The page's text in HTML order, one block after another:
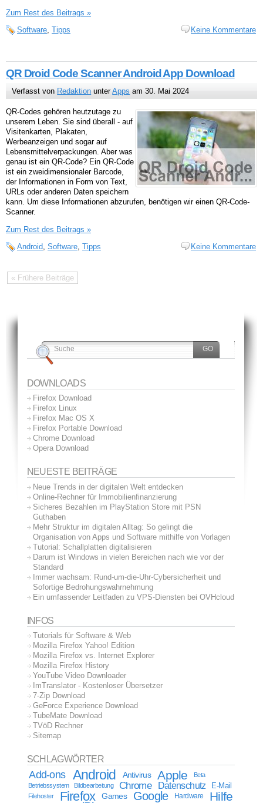
Zum Rest des Beitrags »
Software, Tipps Keine Kommentare
QR Droid Code Scanner Android App Download
Verfasst von Redaktion unterApps am 30. Mai 2024
QR-Codes gehören heutzutage zu
unserem Leben. Sie sind überall - auf
Visitenkarten, Plakaten,
Werbeanzeigen und sogar auf
Lebensmittelverpackungen. Aber was
genau ist ein QR-Code? Ein QR-Code
ist ein zweidimensionaler Barcode,
der Informationen in Form von Text,
URLs oder anderen Daten speichern
kann. Um diese Informationen abzurufen, benötigen wir einen QR-Code-
Scanner.
Zum Rest des Beitrags »
Android, Software, Tipps Keine Kommentare
« Frühere Beiträge
DOWNLOADS
Firefox Download
Firefox Linux
Firefox Mac OS X
Firefox Portable Download
Chrome Download
Opera Download
NEUESTE BEITRÄGE
Neue Trends in der digitalen Welt entdecken
Online-Rechner für Immobilienfinanzierung
Sicheres Bezahlen im PlayStation Store mit PSN
Guthaben
Mehr Struktur im digitalen Alltag: So gelingt die
Organisation von Apps und Software mithilfe von Vorlagen
Tutorial: Schallplatten digitalisieren
Darum ist Windows in vielen Bereichen nach wie vor der
Standard
Immer wachsam: Rund-um-die-Uhr-Cybersicherheit und
Sofortige Bedrohungswahrnehmung
Ein umfassender Leitfaden zu VPS-Diensten bei OVHcloud
INFOS
Tutorials für Software & Web
Mozilla Firefox Yahoo! Edition
Mozilla Firefox vs. Internet Explorer
Mozilla Firefox History
YouTube Video Downloader
ImTranslator - Kostenloser Übersetzer
7-Zip Download
GeForce Experience Download
TubeMate Download
TVöD Rechner
Sitemap
SCHLAGWÖRTER
Add-ons Android Antivirus Apple
Beta
Betriebssystem
Bildbearbeitung Chrome Datenschutz E-Mail
Filehoster Firefox Games Google Hardware Hilfe